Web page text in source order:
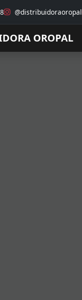
@distribuidoraoropal
OROPAL